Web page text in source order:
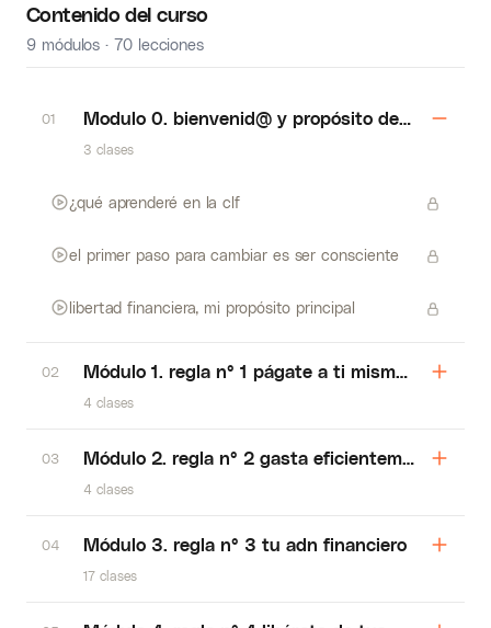
Contenido del curso
9 módulos · 70 lecciones
01 Modulo 0. bienvenid@ y propósito de la clf
3 clases
¿qué aprenderé en la clf
el primer paso para cambiar es ser consciente
libertad financiera, mi propósito principal
02 Módulo 1. regla n° 1 págate a ti mismo primero
4 clases
03 Módulo 2. regla n° 2 gasta eficientemente tu
4 clases
04 Módulo 3. regla n° 3 tu adn financiero
17 clases